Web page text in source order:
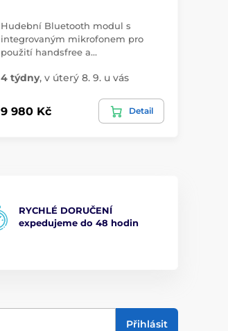
Hudební Bluetooth modul s
integrovaným mikrofonem pro
použití handsfree a…
4 týdny, v úterý 8. 9. u vás
9 980 Kč Detail
RYCHLÉ DORUČENÍ
expedujeme do 48 hodin
Přihlásit